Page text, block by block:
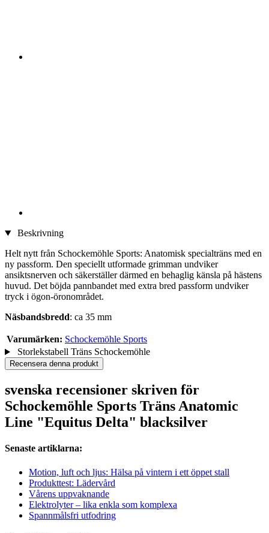
Beskrivning
Helt nytt från Schockemöhle Sports: Anatomisk specialträns med en
ny passform. Den speciellt utformade grimman undviker
ansiktsnerven och säkerställer därmed en behaglig känsla på hästens
huvud. Det böjda pannbandet med extra bred passform undviker
tryck i ögon-öronområdet.
Näsbandsbredd: ca 35 mm
Varumärken: Schockemöhle Sports
Storlekstabell Träns Schockemöhle
Recensera denna produkt
svenska recensioner skriven för
Schockemöhle Sports Träns Anatomic
Line "Equitus Delta" blacksilver
Senaste artiklarna:
Motion, luft och ljus: Hälsa på vintern i ett öppet stall
Produkttest: Lädervård
Vårens uppvaknande
Elektrolyter – lika enkla som komplexa
Spannmålsfri utfodring